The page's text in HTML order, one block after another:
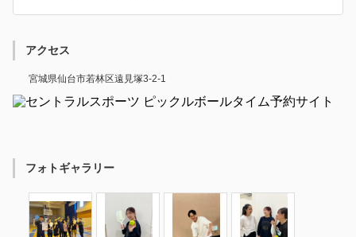
アクセス
宮城県仙台市若林区遠見塚3-2-1
フォトギャラリー